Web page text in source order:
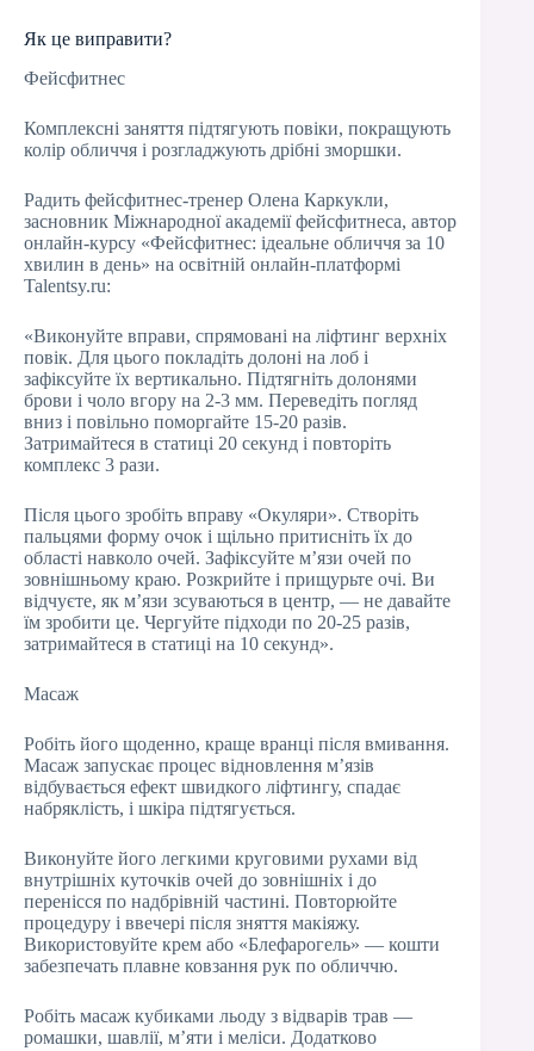
Як це виправити?
Фейсфитнес
Комплексні заняття підтягують повіки, покращують
колір обличчя і розгладжують дрібні зморшки.
Радить фейсфитнес-тренер Олена Каркукли,
засновник Міжнародної академії фейсфитнеса, автор
онлайн-курсу «Фейсфитнес: ідеальне обличчя за 10
хвилин в день» на освітній онлайн-платформі
Talentsy.ru:
«Виконуйте вправи, спрямовані на ліфтинг верхніх
повік. Для цього покладіть долоні на лоб і
зафіксуйте їх вертикально. Підтягніть долонями
брови і чоло вгору на 2-3 мм. Переведіть погляд
вниз і повільно поморгайте 15-20 разів.
Затримайтеся в статиці 20 секунд і повторіть
комплекс 3 рази.
Після цього зробіть вправу «Окуляри». Створіть
пальцями форму очок і щільно притисніть їх до
області навколо очей. Зафіксуйте м’язи очей по
зовнішньому краю. Розкрийте і прищурьте очі. Ви
відчуєте, як м’язи зсуваються в центр, — не давайте
їм зробити це. Чергуйте підходи по 20-25 разів,
затримайтеся в статиці на 10 секунд».
Масаж
Робіть його щоденно, краще вранці після вмивання.
Масаж запускає процес відновлення м’язів
відбувається ефект швидкого ліфтингу, спадає
набряклість, і шкіра підтягується.
Виконуйте його легкими круговими рухами від
внутрішніх куточків очей до зовнішніх і до
перенісся по надбрівній частині. Повторюйте
процедуру і ввечері після зняття макіяжу.
Використовуйте крем або «Блефарогель» — кошти
забезпечать плавне ковзання рук по обличчю.
Робіть масаж кубиками льоду з відварів трав —
ромашки, шавлії, м’яти і меліси. Додатково